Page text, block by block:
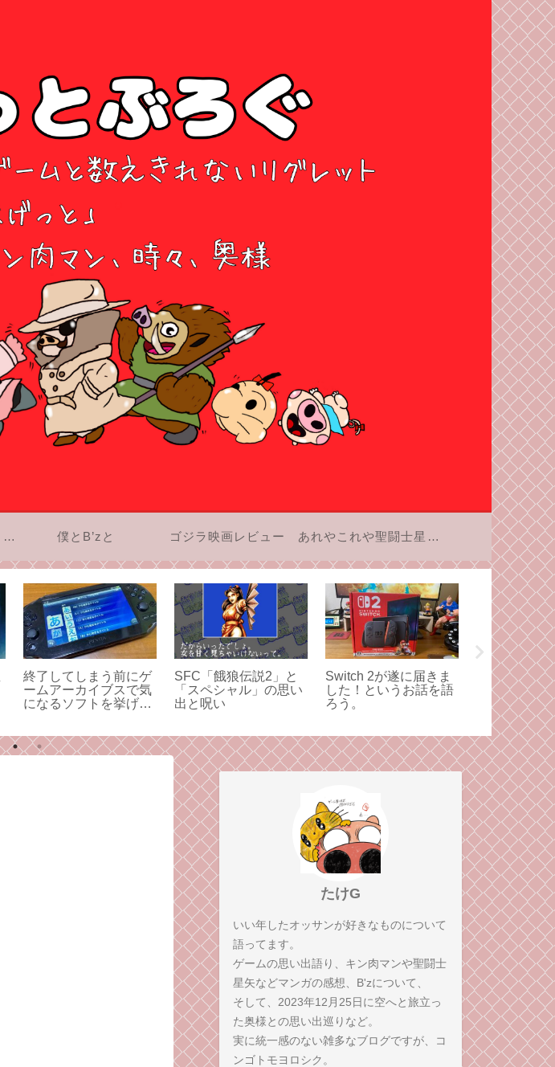
買ってみたガジェットのお話 僕とB’zと ゴジラ映画レビュー あれやこれや聖闘士星矢
終了してしまう前にゲ
ームアーカイブスで気
になるソフトを挙げて
SFC「餓狼伝説2」と
「スペシャル」の思い
出と呪い
Switch 2が遂に届きま
した！というお話を語
ろう。
アニメ版の
矢」と一度
き合ってみ
たけG
いい年したオッサンが好きなものについて
語ってます。
ゲームの思い出語り、キン肉マンや聖闘士
星矢などマンガの感想、B'zについて、
そして、2023年12月25日に空へと旅立っ
た奥様との思い出巡りなど。
実に統一感のない雑多なブログですが、コ
ンゴトモヨロシク。